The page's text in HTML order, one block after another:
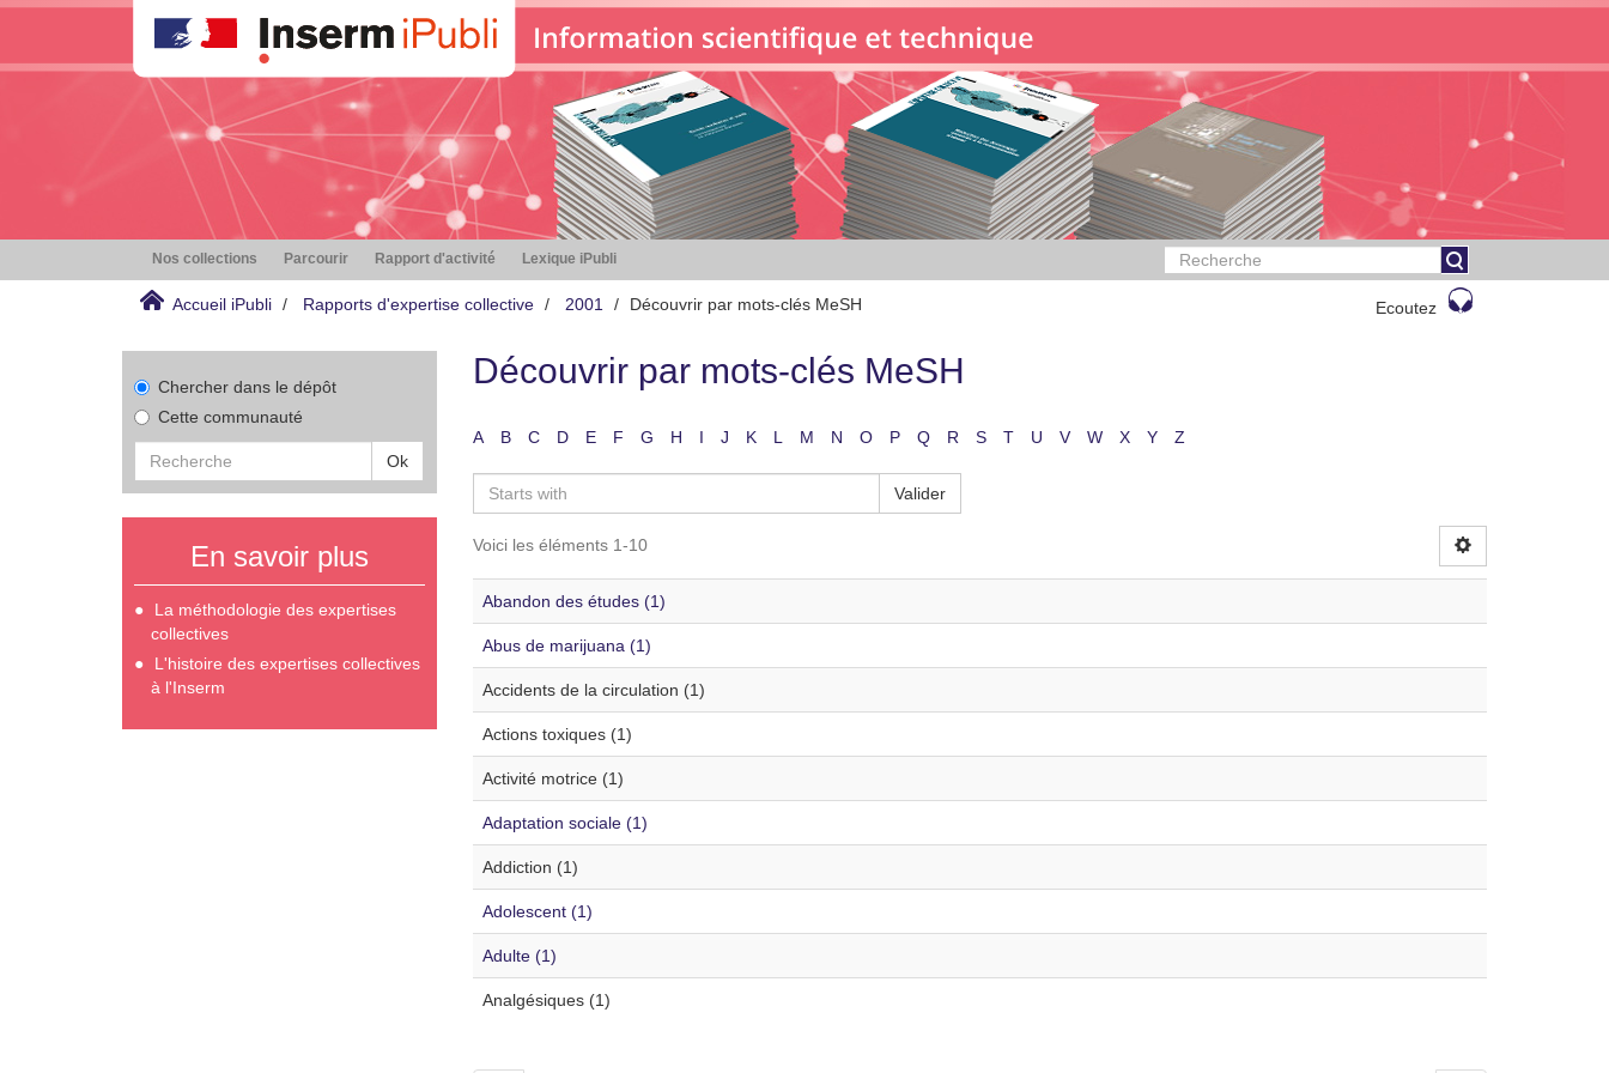
Nos collections Parcourir Rapport d'activité Lexique iPubli
Accueil iPubli Rapports d'expertise collective 2001 Découvrir par mots-clés MeSH Ecoutez
Chercher dans le dépôt
Cette communauté
Ok
En savoir plus
La méthodologie des expertises
collectives
L'histoire des expertises collectives
à l'Inserm
Découvrir par mots-clés MeSH
A B C D E F G H I J K L M N O P Q R S T U V W X Y Z
Valider
Voici les éléments 1-10
Abandon des études (1)
Abus de marijuana (1)
Accidents de la circulation (1)
Actions toxiques (1)
Activité motrice (1)
Adaptation sociale (1)
Addiction (1)
Adolescent (1)
Adulte (1)
Analgésiques (1)